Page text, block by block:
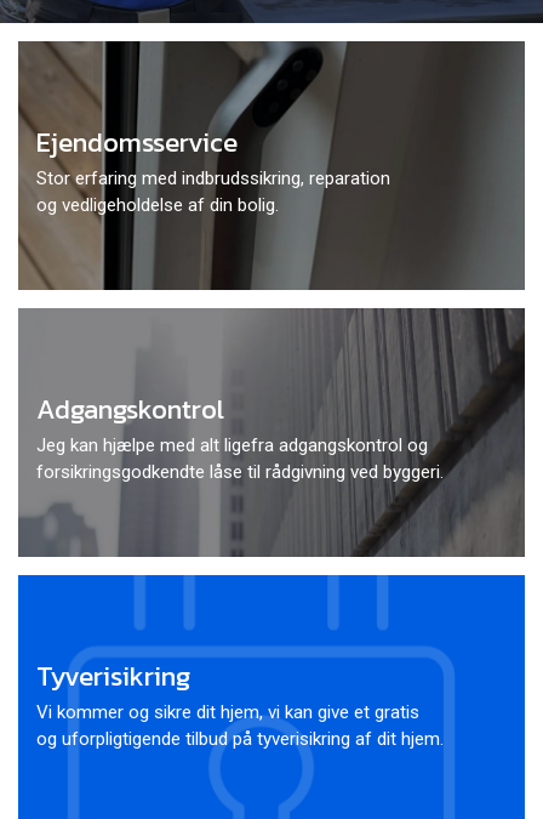
Ejendomsservice
Stor erfaring med indbrudssikring, reparation
og vedligeholdelse af din bolig.
Adgangskontrol
Jeg kan hjælpe med alt ligefra adgangskontrol og
forsikringsgodkendte låse til rådgivning ved byggeri.
Tyverisikring
Vi kommer og sikre dit hjem, vi kan give et gratis
og uforpligtigende tilbud på tyverisikring af dit hjem.